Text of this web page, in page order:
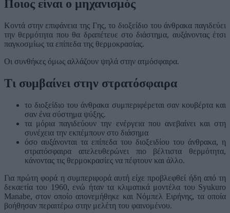
Ποιος είναι ο μηχανισμός
Κοντά στην επιφάνεια της Γης, το διοξείδιο του άνθρακα παγιδεύει
την θερμότητα που θα δραπέτευε στο διάστημα, αυξάνοντας έτσι
παγκοσμίως τα επίπεδα της θερμοκρασίας.
Οι συνθήκες όμως αλλάζουν ψηλά στην ατμόσφαιρα.
Tι συμβαίνει στην στρατόσφαιρα
το διοξείδιο του άνθρακα συμπεριφέρεται σαν κουβέρτα και
σαν ένα σύστημα ψύξης.
τα μόρια παγιδεύουν την ενέργεια που ανεβαίνει και στη
συνέχεια την εκπέμπουν στο διάσημα
όσο αυξάνονται τα επίπεδα του διοξειδίου του άνθρακα, η
στρατόσφαιρα απελευθερώνει πιο βέλτιστα θερμότητα,
κάνοντας τις θερμοκρασίες να πέφτουν και άλλο.
Για πρώτη φορά η συμπεριφορά αυτή είχε προβλεφθεί ήδη από τη
δεκαετία του 1960, ενώ ήταν τα κλιματικά μοντέλα του Syukuro
Manabe, στον οποίο απονεμήθηκε και Νόμπελ Ειρήνης, τα οποία
βοήθησαν περαιτέρω στην μελέτη του φαινομένου.